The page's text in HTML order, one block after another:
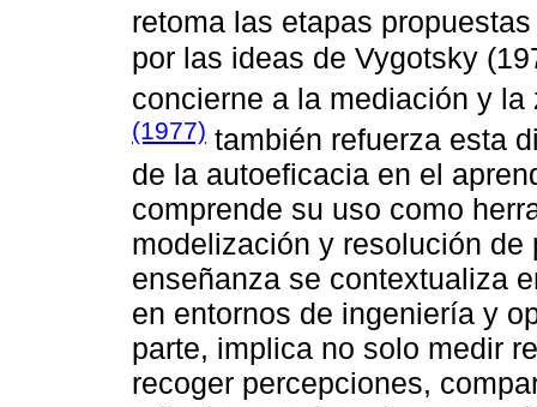
retoma las etapas
por las ideas de Vygotsky
concierne a la mediación y
(1977) también refuerza esta
de la autoeficacia en el
comprende su uso como
modelización y resolución
enseñanza se contextualiza
en entornos de ingeniería y
parte, implica no solo medir
recoger percepciones,